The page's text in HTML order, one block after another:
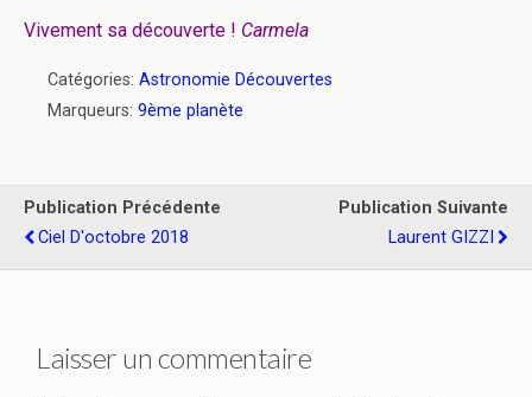
Vivement sa découverte ! Carmela
Catégories: Astronomie Découvertes
Marqueurs: 9ème planète
Publication Précédente
Ciel D'octobre 2018
Publication Suivante
Laurent GIZZI
Laisser un commentaire